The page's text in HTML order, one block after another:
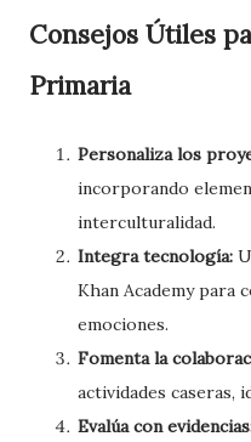
Consejos Útiles
Primaria
Personaliza los
incorporando
interculturalidad.
Integra tecnología:
Khan Academy para
emociones.
Fomenta la
actividades caseras,
Evalúa con